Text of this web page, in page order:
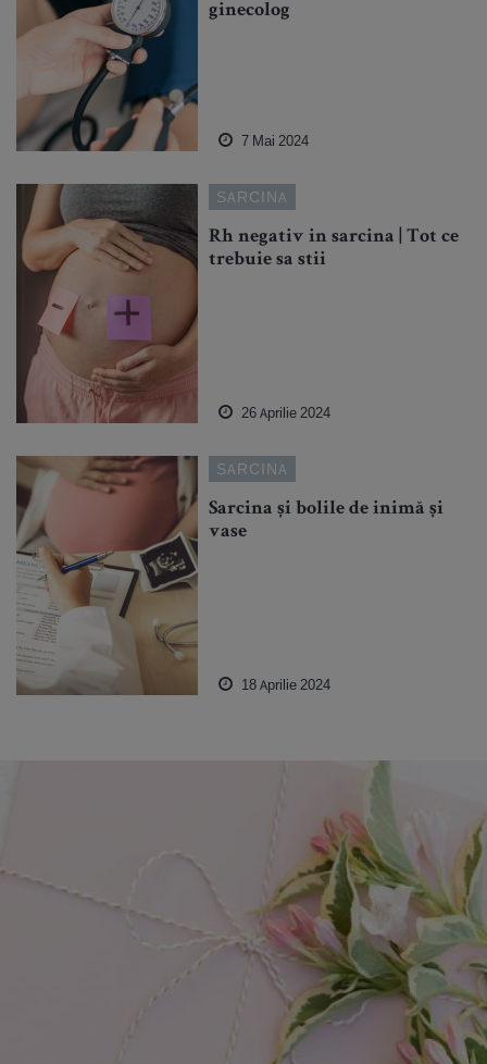
ginecolog
7 Mai 2024
SARCINA
Rh negativ in sarcina | Tot ce
trebuie sa stii
26 Aprilie 2024
SARCINA
Sarcina și bolile de inimă și
vase
18 Aprilie 2024